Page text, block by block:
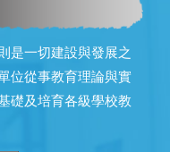
是一切建設與發展之
位從事教育理論與實
礎及培育各級學校教